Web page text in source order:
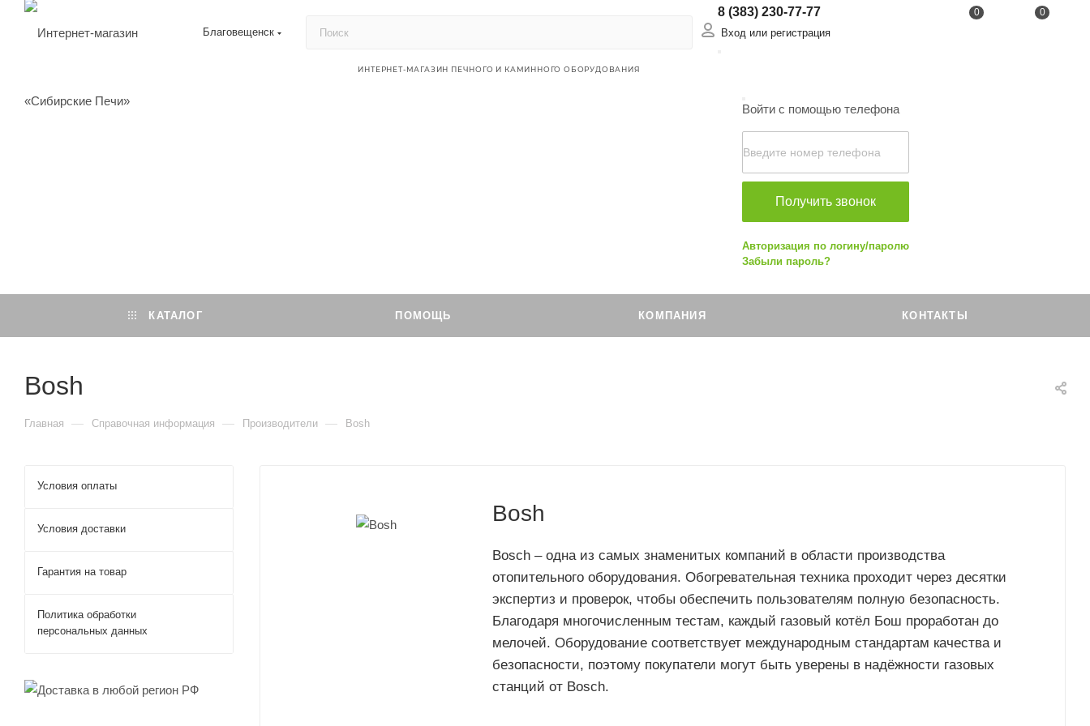
Благовещенск
ИНТЕРНЕТ-МАГАЗИН ПЕЧНОГО И КАМИННОГО ОБОРУДОВАНИЯ
0 0
8 (383) 230-77-77
Вход или регистрация
Войти с помощью телефона
Получить звонок
Авторизация по логину/паролю
Забыли пароль?
КАТАЛОГ ПОМОЩЬ КОМПАНИЯ КОНТАКТЫ
Bosh
Главная — Справочная информация — Производители — Bosh
Bosh
Bosch – одна из самых знаменитых компаний в области производства
отопительного оборудования. Обогревательная техника проходит через десятки
экспертиз и проверок, чтобы обеспечить пользователям полную безопасность.
Благодаря многочисленным тестам, каждый газовый котёл Бош проработан до
мелочей. Оборудование соответствует международным стандартам качества и
безопасности, поэтому покупатели могут быть уверены в надёжности газовых
станций от Bosch.
Условия оплаты
Условия доставки
Гарантия на товар
Политика обработки
персональных данных